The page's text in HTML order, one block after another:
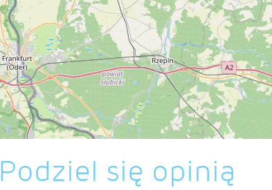
Podziel się opinią